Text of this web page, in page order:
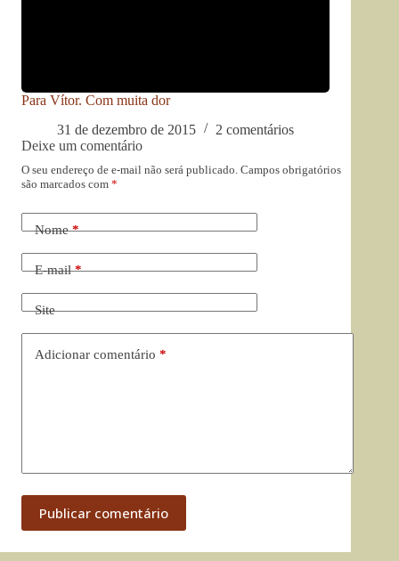
Para Vítor. Com muita dor
31 de dezembro de 2015
2 comentários
Deixe um comentário
O seu endereço de e-mail não será publicado. Campos obrigatórios
são marcados com *
Nome*
E-mail*
Site
Adicionar comentário *
Publicar comentário